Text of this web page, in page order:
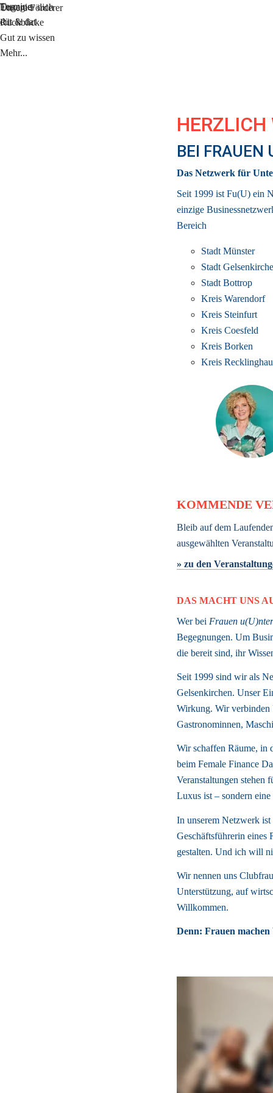
Unsere Förderer
Engagier dich
Termine
Rückblicke
düt & dat
Gut zu wissen
Mehr...
BEI FRAUEN
Das Netzwerk für
Seit 1999 ist Fu(U) ein
einzige
Bereich
Stadt Münster
Stadt
Stadt Bottrop
Kreis Warendorf
Kreis Steinfurt
Kreis Coesfeld
Kreis Borken
Kreis
KOMMENDE
Bleib auf dem
ausgewählten
» zu den
DAS MACHT UNS
Wer bei Frauen
Begegnungen. Um
die bereit sind, ihr
Seit 1999 sind wir als
Gelsenkirchen. Unser
Wirkung. Wir verbinden
Gastronominnen,
Wir schaffen Räume, in
beim Female Finance
Veranstaltungen stehen
Luxus ist – sondern
In unserem Netzwerk
Geschäftsführerin eines
gestalten. Und ich will
Wir nennen uns
Unterstützung, auf
Willkommen.
Denn: Frauen